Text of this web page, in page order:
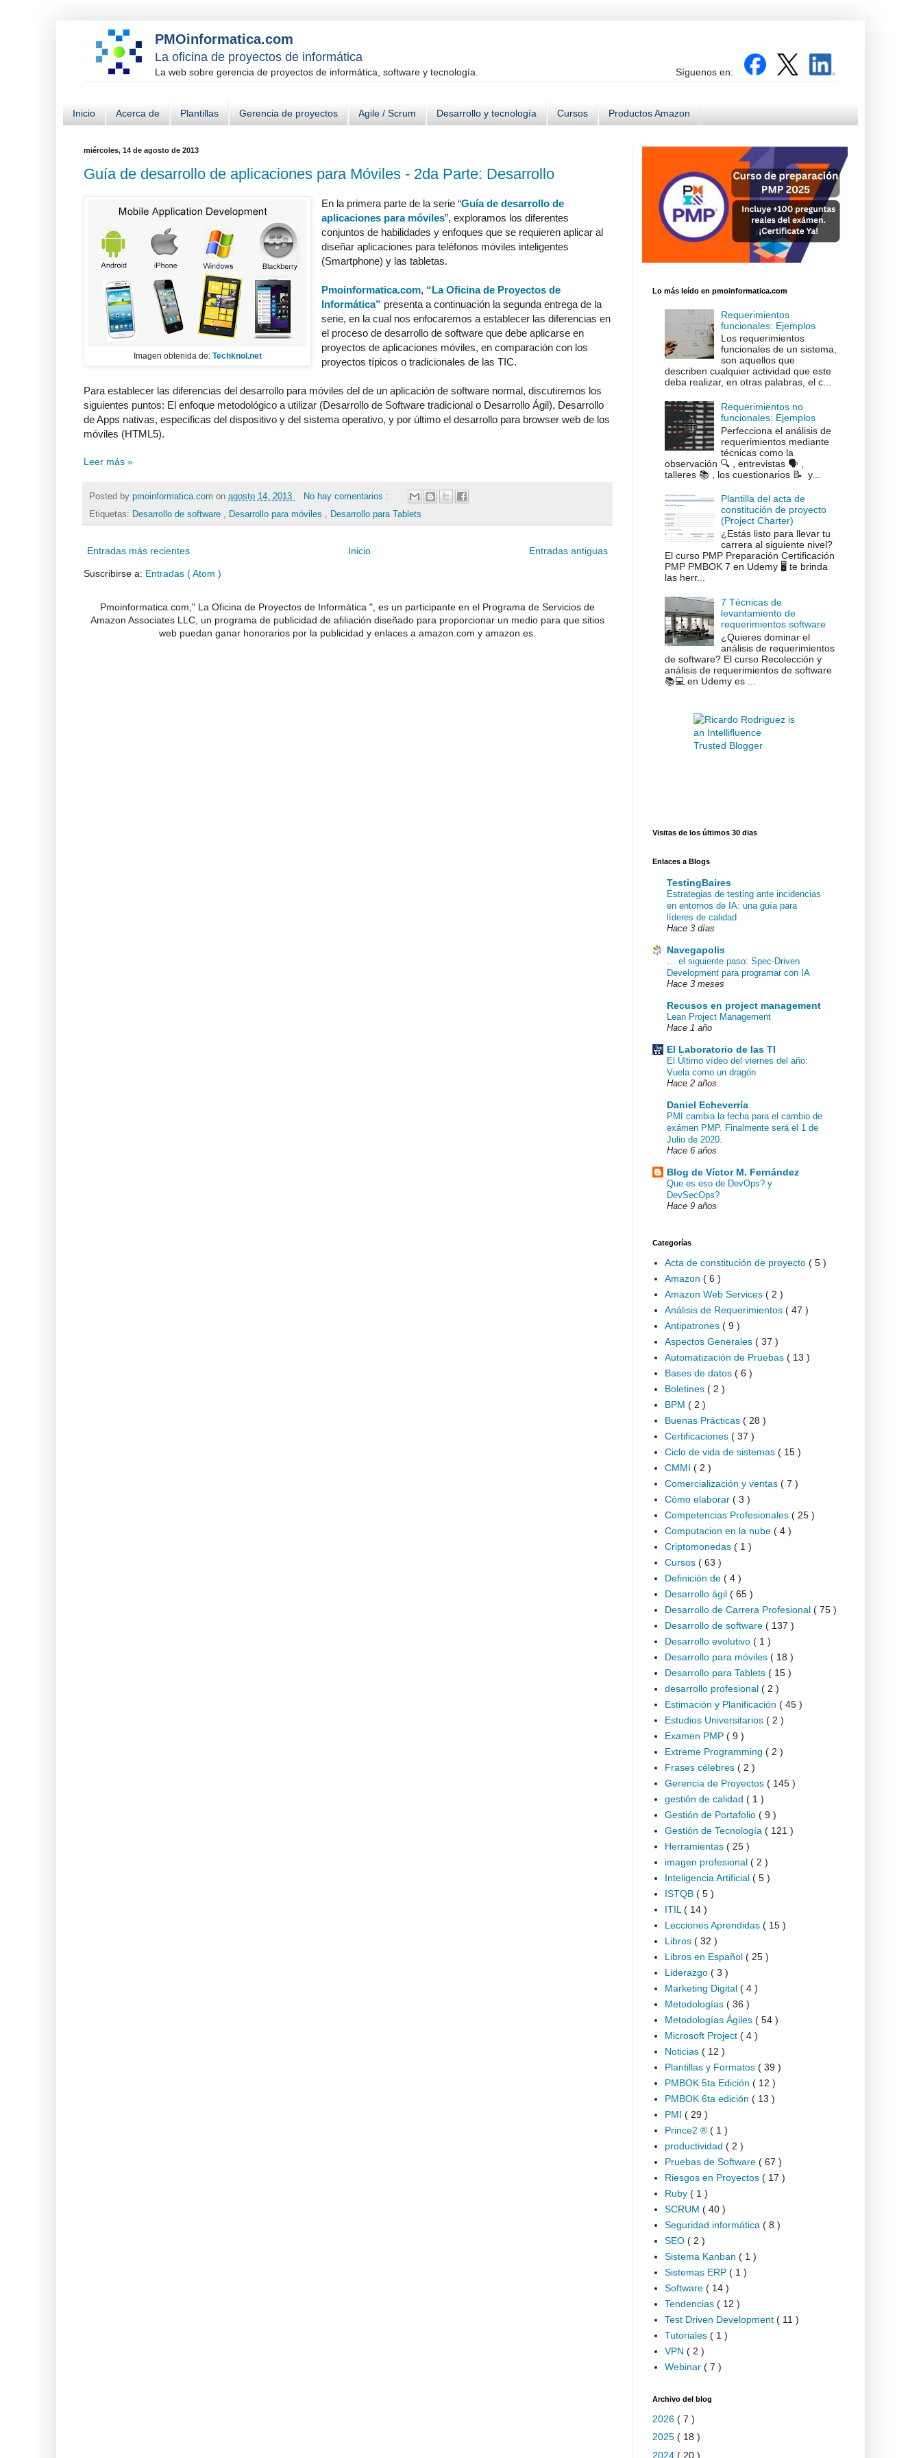
PMOinformatica.com
La oficina de proyectos de informática
La web sobre gerencia de proyectos de informática, software y tecnología. Síguenos en:
Inicio Acerca de Plantillas Gerencia de proyectos Agile / Scrum Desarrollo y tecnología Cursos Productos Amazon
miércoles, 14 de agosto de 2013
Guía de desarrollo de aplicaciones para Móviles - 2da Parte: Desarrollo
Imagen obtenida de: Techknol.net
En la primera parte de la serie “Guía de desarrollo de
aplicaciones para móviles”, exploramos los diferentes
conjuntos de habilidades y enfoques que se requieren aplicar al
diseñar aplicaciones para teléfonos móviles inteligentes
(Smartphone) y las tabletas.
Pmoinformatica.com, “La Oficina de Proyectos de
Informática” presenta a continuación la segunda entrega de la
serie, en la cual nos enfocaremos a establecer las diferencias en
el proceso de desarrollo de software que debe aplicarse en
proyectos de aplicaciones móviles, en comparación con los
proyectos típicos o tradicionales de las TIC.
Para establecer las diferencias del desarrollo para móviles del de un aplicación de software normal, discutiremos los
siguientes puntos: El enfoque metodológico a utilizar (Desarrollo de Software tradicional o Desarrollo Ágil), Desarrollo
de Apps nativas, especificas del dispositivo y del sistema operativo, y por último el desarrollo para browser web de los
móviles (HTML5).
Leer más »
Posted by pmoinformatica.com on agosto 14, 2013
No hay comentarios :
Etiquetas: Desarrollo de software , Desarrollo para móviles , Desarrollo para Tablets
Entradas más recientes Entradas antiguas
Inicio
Suscribirse a: Entradas ( Atom )
Pmoinformatica.com," La Oficina de Proyectos de Informática ", es un participante en el Programa de Servicios de
Amazon Associates LLC, un programa de publicidad de afiliación diseñado para proporcionar un medio para que sitios
web puedan ganar honorarios por la publicidad y enlaces a amazon.com y amazon.es.
Lo más leído en pmoinformatica.com
Requerimientos
funcionales: Ejemplos
Los requerimientos
funcionales de un sistema,
son aquellos que
describen cualquier actividad que este
deba realizar, en otras palabras, el c...
Requerimientos no
funcionales: Ejemplos
Perfecciona el análisis de
requerimientos mediante
técnicas como la
observación 🔍 , entrevistas 🗣️ ,
talleres 📚 , los cuestionarios 📝 y...
Plantilla del acta de
constitución de proyecto
(Project Charter)
¿Estás listo para llevar tu
carrera al siguiente nivel?
El curso PMP Preparación Certificación
PMP PMBOK 7 en Udemy 🖥️ te brinda
las herr...
7 Técnicas de
levantamiento de
requerimientos software
¿Quieres dominar el
análisis de requerimientos
de software? El curso Recolección y
análisis de requerimientos de software
📚💻 en Udemy es ...
Visitas de los últimos 30 dias
Enlaces a Blogs
TestingBaires
Estrategias de testing ante incidencias
en entornos de IA: una guía para
líderes de calidad
Hace 3 días
Navegapolis
… el siguiente paso: Spec-Driven
Development para programar con IA
Hace 3 meses
Recusos en project management
Lean Project Management
Hace 1 año
El Laboratorio de las TI
El Último vídeo del viernes del año:
Vuela como un dragón
Hace 2 años
Daniel Echeverría
PMI cambia la fecha para el cambio de
exámen PMP. Finalmente será el 1 de
Julio de 2020.
Hace 6 años
Blog de Víctor M. Fernández
Que es eso de DevOps? y
DevSecOps?
Hace 9 años
Categorías
Acta de constitución de proyecto ( 5 )
Amazon ( 6 )
Amazon Web Services ( 2 )
Análisis de Requerimientos ( 47 )
Antipatrones ( 9 )
Aspectos Generales ( 37 )
Automatización de Pruebas ( 13 )
Bases de datos ( 6 )
Boletines ( 2 )
BPM ( 2 )
Buenas Prácticas ( 28 )
Certificaciones ( 37 )
Ciclo de vida de sistemas ( 15 )
CMMI ( 2 )
Comercialización y ventas ( 7 )
Cómo elaborar ( 3 )
Competencias Profesionales ( 25 )
Computacion en la nube ( 4 )
Criptomonedas ( 1 )
Cursos ( 63 )
Definición de ( 4 )
Desarrollo ágil ( 65 )
Desarrollo de Carrera Profesional ( 75 )
Desarrollo de software ( 137 )
Desarrollo evolutivo ( 1 )
Desarrollo para móviles ( 18 )
Desarrollo para Tablets ( 15 )
desarrollo profesional ( 2 )
Estimación y Planificación ( 45 )
Estudios Universitarios ( 2 )
Examen PMP ( 9 )
Extreme Programming ( 2 )
Frases célebres ( 2 )
Gerencia de Proyectos ( 145 )
gestión de calidad ( 1 )
Gestión de Portafolio ( 9 )
Gestión de Tecnología ( 121 )
Herramientas ( 25 )
imagen profesional ( 2 )
Inteligencia Artificial ( 5 )
ISTQB ( 5 )
ITIL ( 14 )
Lecciones Aprendidas ( 15 )
Libros ( 32 )
Libros en Español ( 25 )
Liderazgo ( 3 )
Marketing Digital ( 4 )
Metodologías ( 36 )
Metodologías Ágiles ( 54 )
Microsoft Project ( 4 )
Noticias ( 12 )
Plantillas y Formatos ( 39 )
PMBOK 5ta Edición ( 12 )
PMBOK 6ta edición ( 13 )
PMI ( 29 )
Prince2 ® ( 1 )
productividad ( 2 )
Pruebas de Software ( 67 )
Riesgos en Proyectos ( 17 )
Ruby ( 1 )
SCRUM ( 40 )
Seguridad informática ( 8 )
SEO ( 2 )
Sistema Kanban ( 1 )
Sistemas ERP ( 1 )
Software ( 14 )
Tendencias ( 12 )
Test Driven Development ( 11 )
Tutoriales ( 1 )
VPN ( 2 )
Webinar ( 7 )
Archivo del blog
2026 ( 7 )
2025 ( 18 )
2024 ( 20 )